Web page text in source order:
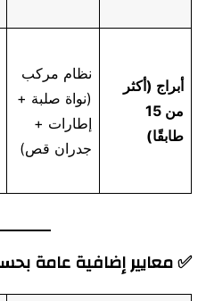
أبراج (أكثر
من 15
طابقًا)
نظام مركب
(نواة صلبة +
إطارات +
جدران قص)
✅معايير إضافية عامة